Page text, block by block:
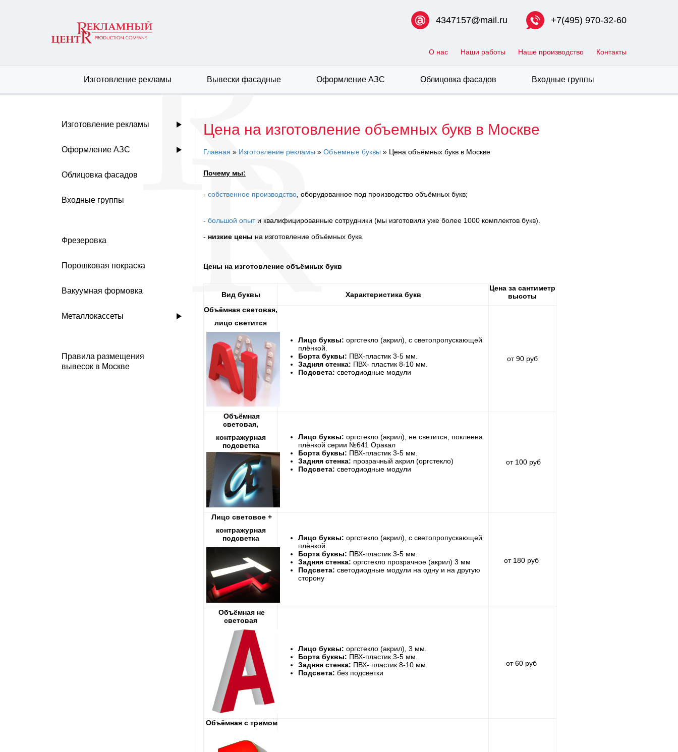
4347157@mail.ru +7(495) 970-32-60
О нас Наши работы Наше производство Контакты
Изготовление рекламы Вывески фасадные Оформление АЗС Облицовка фасадов Входные группы
Изготовление рекламы
Оформление АЗС
Облицовка фасадов
Входные группы
Фрезеровка
Порошковая покраска
Вакуумная формовка
Металлокассеты
Правила размещения
вывесок в Москве
Цена на изготовление объемных букв в Москве
Главная » Изготовление рекламы » Объемные буквы » Цена объёмных букв в Москве
Почему мы:
- собственное производство , оборудованное под производство объёмных букв;
- большой опыт и квалифицированные сотрудники (мы изготовили уже более 1000 комплектов букв).
- низкие цены на изготовление объёмных букв.
Цены на изготовление объёмных букв
Вид буквы Характеристика букв
Цена за сантиметр
высоты
Объёмная световая,
лицо светится
Лицо буквы: оргстекло (акрил), с светопропускающей
плёнкой.
Борта буквы: ПВХ-пластик 3-5 мм.
Задняя стенка: ПВХ- пластик 8-10 мм.
Подсвета: светодиодные модули
от 90 руб
Объёмная
световая,
контражурная
подсветка
Лицо буквы: оргстекло (акрил), не светится, поклеена
плёнкой серии №641 Оракал
Борта буквы: ПВХ-пластик 3-5 мм.
Задняя стенка: прозрачный акрил (оргстекло)
Подсвета: светодиодные модули
от 100 руб
Лицо световое +
контражурная
подсветка
Лицо буквы: оргстекло (акрил), с светопропускающей
плёнкой.
Борта буквы: ПВХ-пластик 3-5 мм.
Задняя стенка: оргстекло прозрачное (акрил) 3 мм
Подсвета: светодиодные модули на одну и на другую
сторону
от 180 руб
Объёмная не
световая
Лицо буквы: оргстекло (акрил), 3 мм.
Борта буквы: ПВХ-пластик 3-5 мм.
Задняя стенка: ПВХ- пластик 8-10 мм.
Подсвета: без подсветки
от 60 руб
Объёмная с тримом